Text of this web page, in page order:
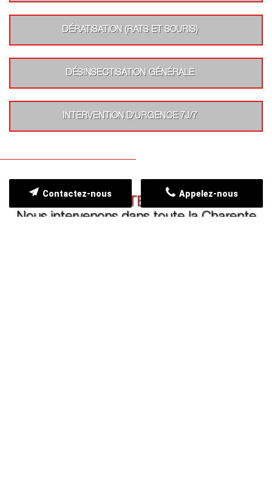
DÉRATISATION (RATS ET SOURIS)
DÉSINSECTISATION GÉNÉRALE
INTERVENTION D’URGENCE 7J/7
ZONE D'INTERVENTION
Nous intervenons dans toute la Charente
Appelez-nous
Contactez-nous